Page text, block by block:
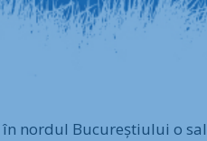
nordul Bucureștiului o